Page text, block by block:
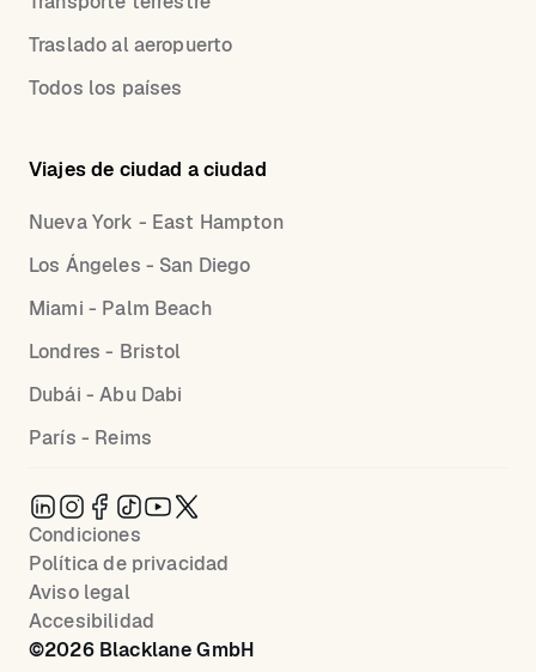
Traslado al aeropuerto
Todos los países
Viajes de ciudad a ciudad
Nueva York - East Hampton
Los Ángeles - San Diego
Miami - Palm Beach
Londres - Bristol
Dubái - Abu Dabi
París - Reims
©2026Blacklane GmbH
Condiciones
Política de privacidad
Aviso legal
Accesibilidad